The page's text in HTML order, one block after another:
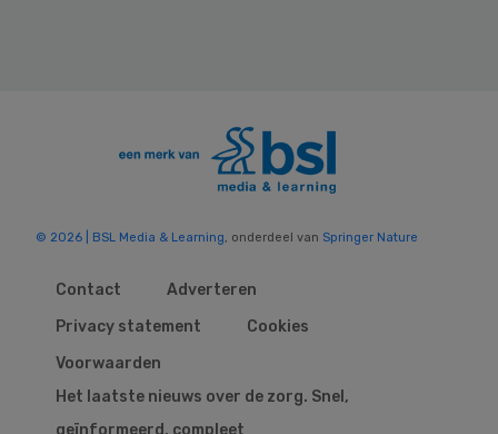
© 2026 | BSL Media & Learning, onderdeel van Springer Nature
Contact
Adverteren
Privacy statement
Cookies
Voorwaarden
Het laatste nieuws over de zorg. Snel,
geïnformeerd, compleet